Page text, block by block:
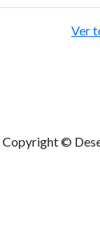
Ver
Copyright ©